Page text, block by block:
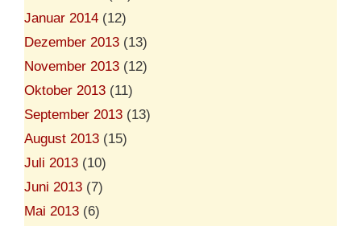
Januar 2014 (12)
Dezember 2013 (13)
November 2013 (12)
Oktober 2013 (11)
September 2013 (13)
August 2013 (15)
Juli 2013 (10)
Juni 2013 (7)
Mai 2013 (6)